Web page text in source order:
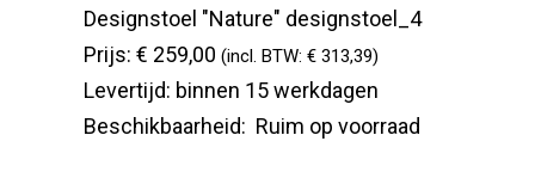
Designstoel "Nature" designstoel_4
Prijs: € 259,00 (incl. BTW: € 313,39)
Levertijd: binnen 15 werkdagen
Beschikbaarheid: Ruim op voorraad